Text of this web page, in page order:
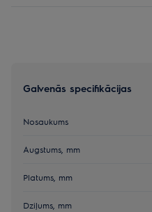
Galvenās specifikācijas
Nosaukums
Augstums, mm
Platums, mm
Dziļums, mm